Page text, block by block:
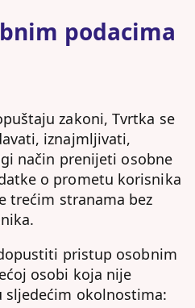
podacima
zakoni, Tvrtka se
iznajmljivati,
način prenijeti osobne
o prometu korisnika
trećim stranama bez
pristup osobnim
osobi koja nije
sljedećim okolnostima: